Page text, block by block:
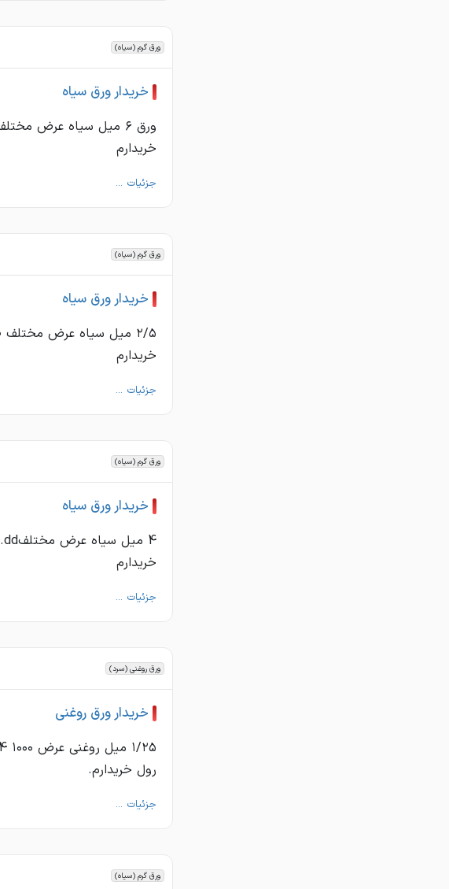
ورق گرم (سیاه)
خریدار ورق سیاه
ورق ۶ میل سیاه عرض
خریدارم
جزئیات ...
ورق گرم (سیاه)
خریدار ورق سیاه
۲/۵ میل سیاه عرض
خریدارم
جزئیات ...
ورق گرم (سیاه)
خریدار ورق سیاه
خریدارم
جزئیات ...
ورق روغنی (سرد)
خریدار ورق روغنی
رول خریدارم.
جزئیات ...
ورق گرم (سیاه)